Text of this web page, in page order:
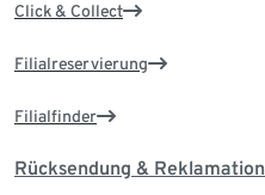
Click & Collect
Filialreservierung
Filialfinder
Rücksendung & Reklamation